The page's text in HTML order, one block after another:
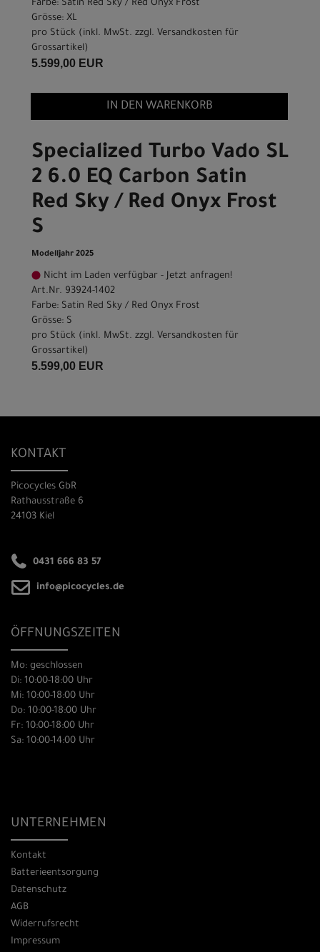
Farbe: Satin Red Sky / Red Onyx Frost
Grösse: XL
pro Stück (inkl. MwSt. zzgl. Versandkosten für
Grossartikel)
5.599,00 EUR
IN DEN WARENKORB
Specialized Turbo Vado SL
2 6.0 EQ Carbon Satin
Red Sky / Red Onyx Frost
S
Modelljahr 2025
Nicht im Laden verfügbar - Jetzt anfragen!
Art.Nr. 93924-1402
Farbe: Satin Red Sky / Red Onyx Frost
Grösse: S
pro Stück (inkl. MwSt. zzgl. Versandkosten für
Grossartikel)
5.599,00 EUR
KONTAKT
Picocycles GbR
Rathausstraße 6
24103 Kiel
0431 666 83 57
info@picocycles.de
ÖFFNUNGSZEITEN
Mo: geschlossen
Di: 10:00-18:00 Uhr
Mi: 10:00-18:00 Uhr
Do: 10:00-18:00 Uhr
Fr: 10:00-18:00 Uhr
Sa: 10:00-14:00 Uhr
UNTERNEHMEN
Kontakt
Batterieentsorgung
Datenschutz
AGB
Widerrufsrecht
Impressum